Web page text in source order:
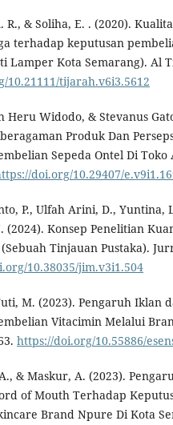
R., & Soliha, E. . (2020).
terhadap keputusan
Lamper Kota Semarang). Al
10.21111/tijarah.v6i3.5612
Heru Widodo, & Stevanus
Produk Dan
Sepeda Ontel Di
doi.org/10.29407/
P., Ulfah Arini, D., Yuntina,
(2024). Konsep Penelitian
Tinjauan Pustaka).
10.38035/jim.v3i1.504
M. (2023). Pengaruh Iklan
Vitacimin Melalui
https://doi.org/10.55886/
& Maskur, A. (2023).
of Mouth Terhadap
Brand Npure Di Kota